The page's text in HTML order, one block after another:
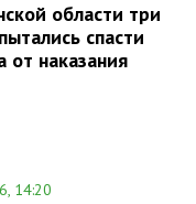
области три
спасти
от наказания
14:20